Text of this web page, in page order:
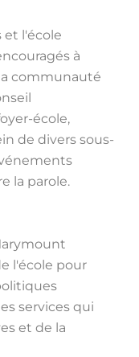
et l'école
à
communauté
école,
de divers sous-
la parole.
l'école pour
services qui
et de la